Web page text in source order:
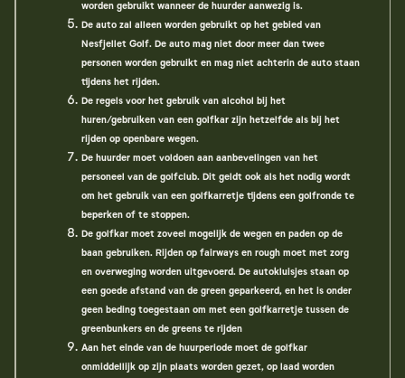
worden gebruikt wanneer de huurder aanwezig is.
De auto zal alleen worden gebruikt op het gebied van
Nesfjellet Golf. De auto mag niet door meer dan twee
personen worden gebruikt en mag niet achterin de auto staan
tijdens het rijden.
De regels voor het gebruik van alcohol bij het
huren/gebruiken van een golfkar zijn hetzelfde als bij het
rijden op openbare wegen.
De huurder moet voldoen aan aanbevelingen van het
personeel van de golfclub. Dit geldt ook als het nodig wordt
om het gebruik van een golfkarretje tijdens een golfronde te
beperken of te stoppen.
De golfkar moet zoveel mogelijk de wegen en paden op de
baan gebruiken. Rijden op fairways en rough moet met zorg
en overweging worden uitgevoerd. De autokluisjes staan op
een goede afstand van de green geparkeerd, en het is onder
geen beding toegestaan om met een golfkarretje tussen de
greenbunkers en de greens te rijden
Aan het einde van de huurperiode moet de golfkar
onmiddellijk op zijn plaats worden gezet, op laad worden